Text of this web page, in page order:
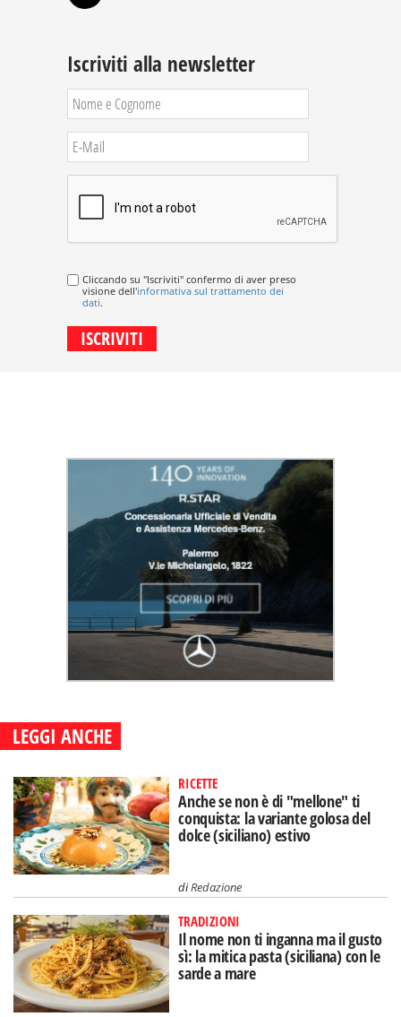
Iscriviti alla newsletter
Cliccando su "Iscriviti" confermo di aver preso
visione dell'informativa sul trattamento dei
dati.
LEGGI ANCHE
RICETTE
Anche se non è di "mellone" ti
conquista: la variante golosa del
dolce (siciliano) estivo
diRedazione
TRADIZIONI
Il nome non ti inganna ma il gusto
sì: la mitica pasta (siciliana) con le
sarde a mare